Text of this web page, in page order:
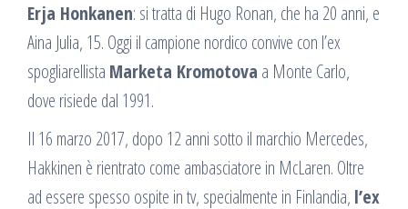
Erja Honkanen: si tratta di Hugo Ronan, che ha 20 anni, e
Aina Julia, 15. Oggi il campione nordico convive con l’ex
spogliarellista Marketa Kromotova a Monte Carlo,
dove risiede dal 1991.
Il 16 marzo 2017, dopo 12 anni sotto il marchio Mercedes,
Hakkinen è rientrato come ambasciatore in McLaren. Oltre
ad essere spesso ospite in tv, specialmente in Finlandia, l’ex